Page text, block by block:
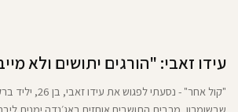
עידו זאבי: "הורגים יתושים ולא
"קול אחר" - נסעתי